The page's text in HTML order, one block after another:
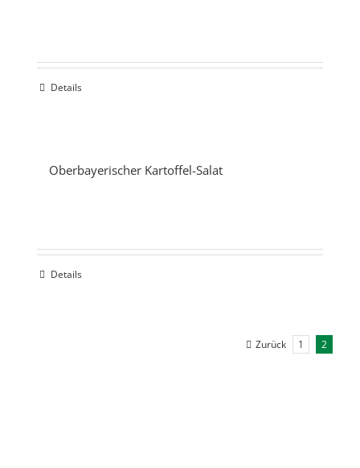
Details
Oberbayerischer Kartoffel-Salat
Details
Zurück 1 2